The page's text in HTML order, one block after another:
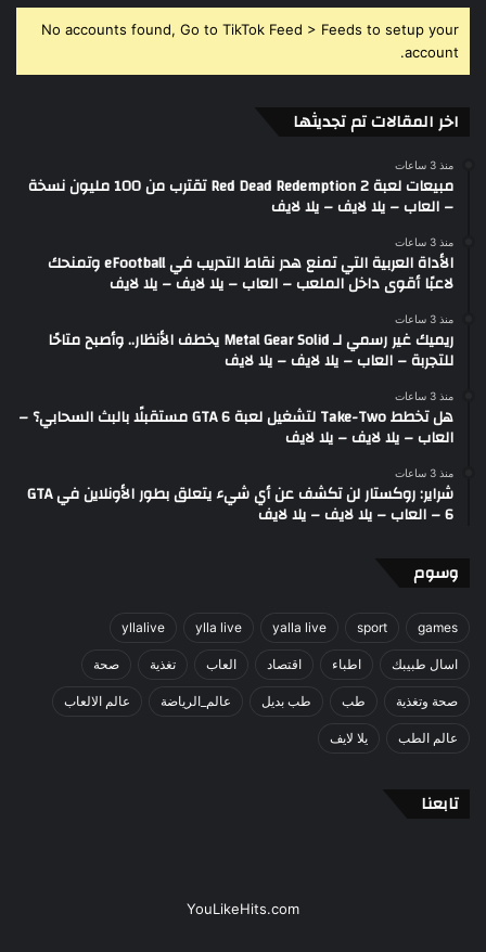
No accounts found, Go to TikTok Feed > Feeds to setup your
account.
اخر المقالات تم تجديثها
منذ 3 ساعات
مبيعات لعبة Red Dead Redemption 2 تقترب من 100 مليون نسخة
– العاب – يلا لايف – يلا لايف
منذ 3 ساعات
الأداة العربية التي تمنع هدر نقاط التدريب في eFootball وتمنحك
لاعبًا أقوى داخل الملعب – العاب – يلا لايف – يلا لايف
منذ 3 ساعات
ريميك غير رسمي لـ Metal Gear Solid يخطف الأنظار.. وأصبح متاحًا
للتجربة – العاب – يلا لايف – يلا لايف
منذ 3 ساعات
هل تخطط Take-Two لتشغيل لعبة GTA 6 مستقبلًا بالبث السحابي؟ –
العاب – يلا لايف – يلا لايف
منذ 3 ساعات
شراير: روكستار لن تكشف عن أي شيء يتعلق بطور الأونلاين في GTA
6 – العاب – يلا لايف – يلا لايف
وسوم
games
sport
yalla live
ylla live
yllalive
اسال طبيبك اطباء اقتصاد العاب تغذية صحة
صحة وتغذية طب طب بديل عالم_الرياضة عالم الالعاب
عالم الطب يلا لايف
تابعنا
YouLikeHits.com